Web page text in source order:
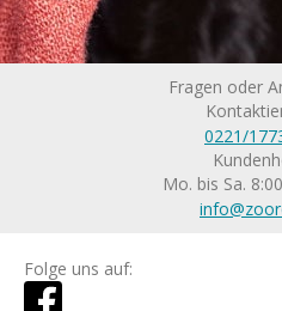
Fragen oder
0221/
Mo. bis Sa.
Folge uns auf: